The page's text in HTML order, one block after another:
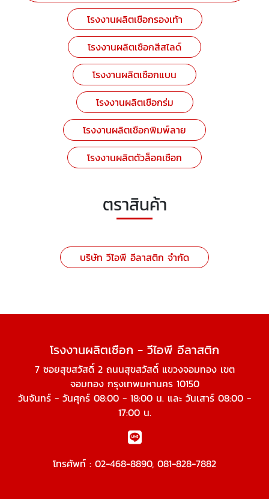
โรงงานผลิตเชือกรองเท้า
โรงงานผลิตเชือกสีสไลด์
โรงงานผลิตเชือกแบน
โรงงานผลิตเชือกร่ม
โรงงานผลิตเชือกพิมพ์ลาย
โรงงานผลิตตัวล็อคเชือก
ตราสินค้า
บริษัท วีไอพี อีลาสติก จำกัด
โรงงานผลิตเชือก - วีไอพี อีลาสติก
7 ซอยสุขสวัสดิ์ 2 ถนนสุขสวัสดิ์ แขวงจอมทอง เขต
จอมทอง กรุงเทพมหานคร 10150
วันจันทร์ - วันศุกร์ 08:00 - 18:00 น. และ วันเสาร์ 08:00 -
17:00 น.
โทรศัพท์ : 02-468-8890, 081-828-7882